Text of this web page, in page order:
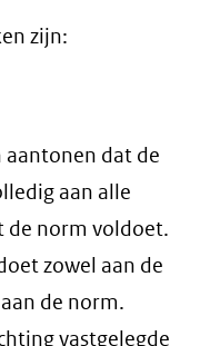
zijn:
aantonen dat de
aan alle
de norm voldoet.
zowel aan de
de norm.
vastgelegde